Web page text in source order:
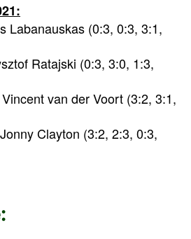
Labanauskas (0:3, 0:3, 3:1,
Ratajski (0:3, 3:0, 1:3,
van der Voort (3:2, 3:1,
Clayton (3:2, 2:3, 0:3,